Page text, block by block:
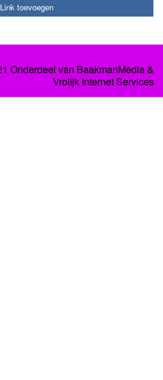
Link toevoegen
Onderdeel van BaakmanMedia&
Vrolijk Internet Services